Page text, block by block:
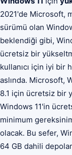
2021'de Microsoft,
sürümü olan
beklendiği gibi,
ücretsiz bir
kullanıcı için iyi bir
aslında. Microsoft,
8.1 için ücretsiz bir
Windows 11'in
minimum
olacak. Bu sefer,
64 GB dahili